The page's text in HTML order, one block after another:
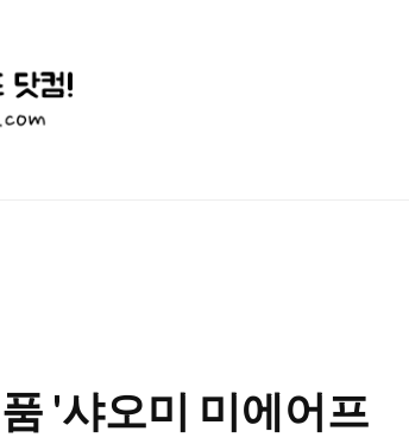
'샤오미 미에어프